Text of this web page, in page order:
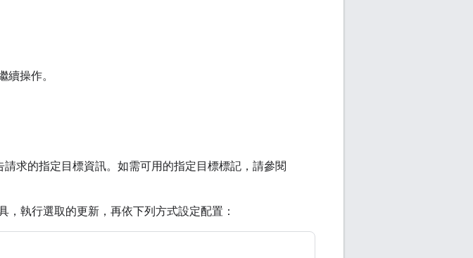
續操作。
求的指定目標資訊。如需可用的指定目標標記，請參閱
執行選取的更新，再依下列方式設定配置：